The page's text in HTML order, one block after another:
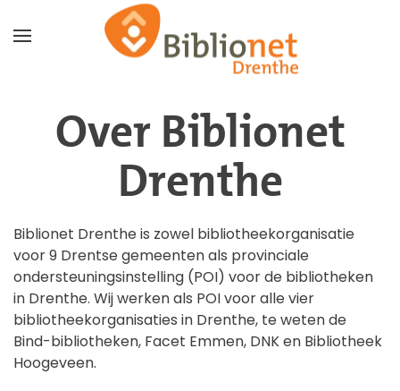
Terug naar hoofdinhoud
Over Biblionet
Drenthe
Biblionet Drenthe is zowel bibliotheekorganisatie
voor 9 Drentse gemeenten als provinciale
ondersteuningsinstelling (POI) voor de bibliotheken
in Drenthe. Wij werken als POI voor alle vier
bibliotheekorganisaties in Drenthe, te weten de
Bind-bibliotheken, Facet Emmen, DNK en Bibliotheek
Hoogeveen.